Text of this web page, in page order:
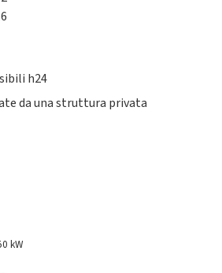
h24
da una struttura privata
kW